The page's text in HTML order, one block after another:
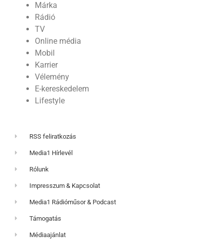
Márka
Rádió
TV
Online média
Mobil
Karrier
Vélemény
E-kereskedelem
Lifestyle
RSS feliratkozás
Media1 Hírlevél
Rólunk
Impresszum & Kapcsolat
Media1 Rádióműsor & Podcast
Támogatás
Médiaajánlat